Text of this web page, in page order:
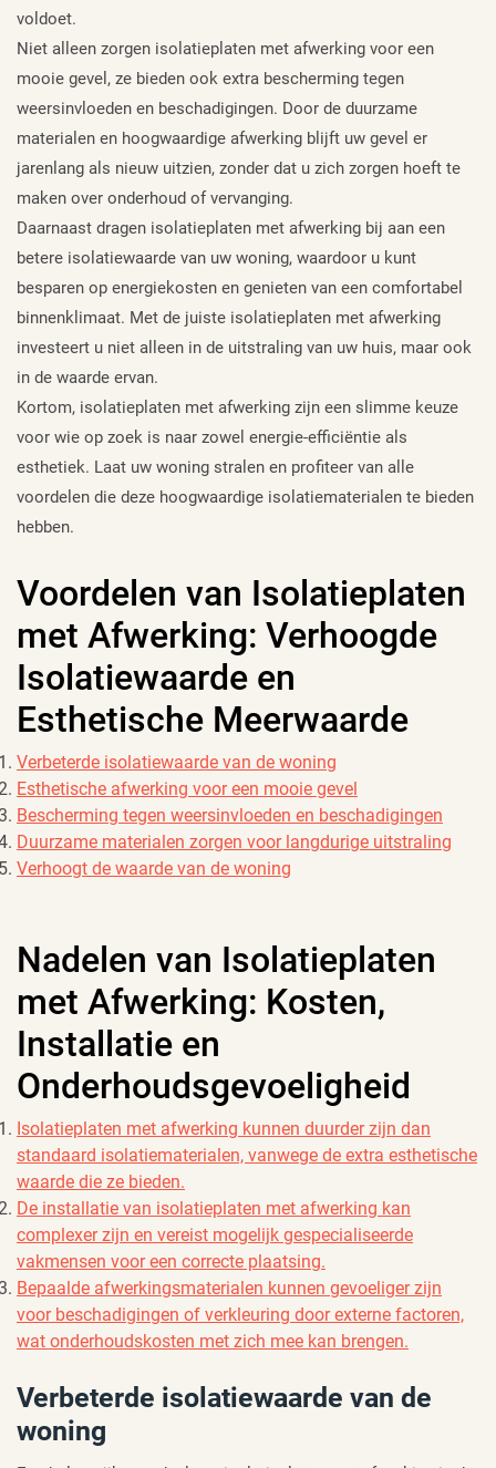
voldoet.
Niet alleen zorgen isolatieplaten met afwerking voor een
mooie gevel, ze bieden ook extra bescherming tegen
weersinvloeden en beschadigingen. Door de duurzame
materialen en hoogwaardige afwerking blijft uw gevel er
jarenlang als nieuw uitzien, zonder dat u zich zorgen hoeft te
maken over onderhoud of vervanging.
Daarnaast dragen isolatieplaten met afwerking bij aan een
betere isolatiewaarde van uw woning, waardoor u kunt
besparen op energiekosten en genieten van een comfortabel
binnenklimaat. Met de juiste isolatieplaten met afwerking
investeert u niet alleen in de uitstraling van uw huis, maar ook
in de waarde ervan.
Kortom, isolatieplaten met afwerking zijn een slimme keuze
voor wie op zoek is naar zowel energie-efficiëntie als
esthetiek. Laat uw woning stralen en profiteer van alle
voordelen die deze hoogwaardige isolatiematerialen te bieden
hebben.
Voordelen van Isolatieplaten
met Afwerking: Verhoogde
Isolatiewaarde en
Esthetische Meerwaarde
Verbeterde isolatiewaarde van de woning
Esthetische afwerking voor een mooie gevel
Bescherming tegen weersinvloeden en beschadigingen
Duurzame materialen zorgen voor langdurige uitstraling
Verhoogt de waarde van de woning
Nadelen van Isolatieplaten
met Afwerking: Kosten,
Installatie en
Onderhoudsgevoeligheid
Isolatieplaten met afwerking kunnen duurder zijn dan
standaard isolatiematerialen, vanwege de extra esthetische
waarde die ze bieden.
De installatie van isolatieplaten met afwerking kan
complexer zijn en vereist mogelijk gespecialiseerde
vakmensen voor een correcte plaatsing.
Bepaalde afwerkingsmaterialen kunnen gevoeliger zijn
voor beschadigingen of verkleuring door externe factoren,
wat onderhoudskosten met zich mee kan brengen.
Verbeterde isolatiewaarde van de
woning